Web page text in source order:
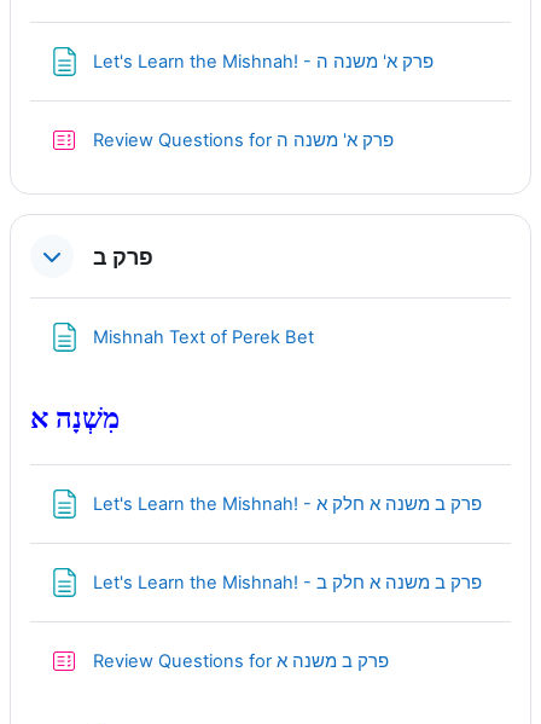
Let's Learn the Mishnah! - פרק א' משנה הPage
Review Questions for פרק א' משנה הQuiz
פרק ב
Mishnah Text of Perek BetPage
מִשְׁנָה א
Let's Learn the Mishnah! - פרק ב משנה א חלק אPage
Let's Learn the Mishnah! - פרק ב משנה א חלק בPage
Review Questions for פרק ב משנה אQuiz